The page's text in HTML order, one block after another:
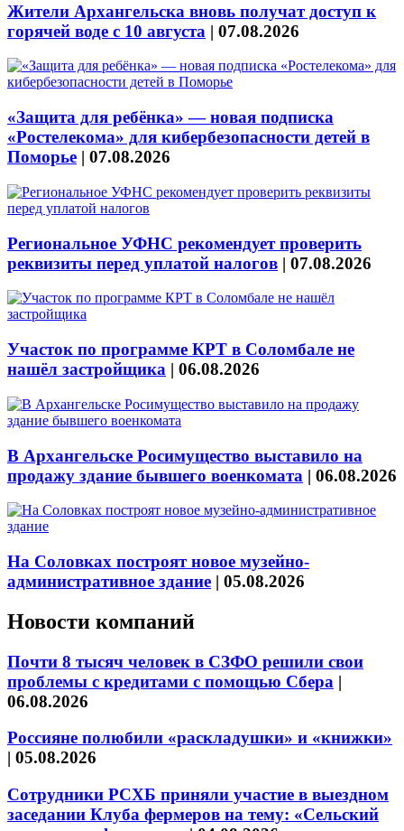
Жители Архангельска вновь получат доступ к
горячей воде с 10 августа | 07.08.2026
«Защита для ребёнка» — новая подписка
«Ростелекома» для кибербезопасности детей в
Поморье | 07.08.2026
Региональное УФНС рекомендует проверить
реквизиты перед уплатой налогов | 07.08.2026
Участок по программе КРТ в Соломбале не
нашёл застройщика | 06.08.2026
В Архангельске Росимущество выставило на
продажу здание бывшего военкомата | 06.08.2026
На Соловках построят новое музейно-
административное здание | 05.08.2026
Новости компаний
Почти 8 тысяч человек в СЗФО решили свои
проблемы с кредитами с помощью Сбера |
06.08.2026
Россияне полюбили «раскладушки» и «книжки»
| 05.08.2026
Сотрудники РСХБ приняли участие в выездном
заседании Клуба фермеров на тему: «Сельский